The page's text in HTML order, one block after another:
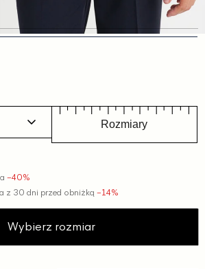
Slajd
Slajd
Rozmiary
−40%
z 30 dni przed obniżką−14%
Wybierz rozmiar